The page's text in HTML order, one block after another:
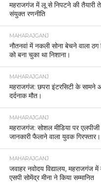
महराजगंज में लू से निपटने की तैयारी
संयुक्त रणनीति
MAHARAJGANJ
नौतनवां में नकली सोना बेचने वाला ठग
को बना चुका था निशाना।
MAHARAJGANJ
महराजगंज: छपरा इंटरसिटी के
दर्दनाक मौत।
MAHARAJGANJ
महराजगंज: सोशल मीडिया पर
जानकारी फैलाने वाला युवक गिरफ्तार।
MAHARAJGANJ
जवाहर नवोदय विद्यालय, महराजगंज में
एसपी सोमेंद्र मीना ने किया सम्मानित